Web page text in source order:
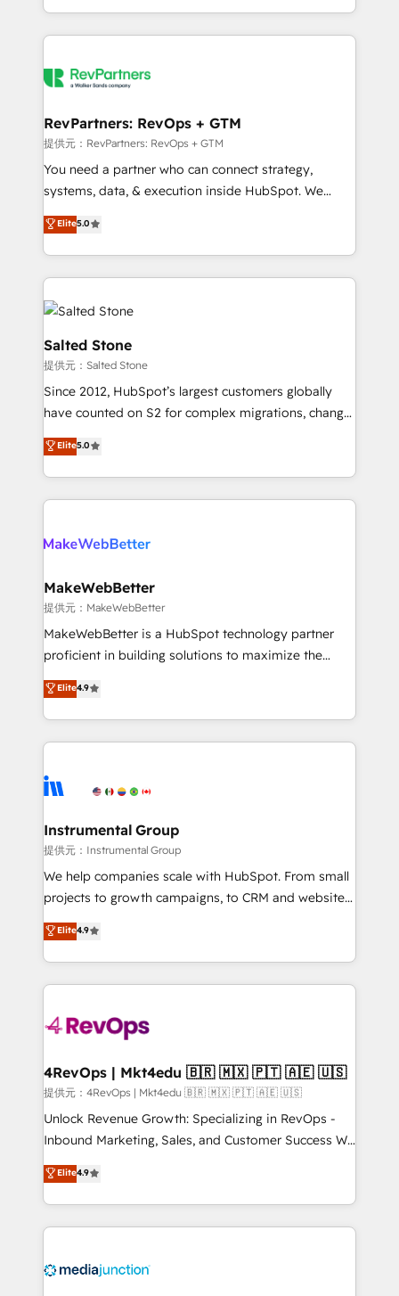
and 370+ specialists across EMEA, APAC and NAM,
we de-risk complex CRM programmes and
multi-region migrations to AI-powered automation,
scale. 🏆 HubSpot’s CEO called us “the partner of the
future.” Others agree it is proof of trust built through
measurable impact.
RevPartners: RevOps + GTM
提供元：RevPartners: RevOps + GTM
You need a partner who can connect strategy,
systems, data, & execution inside HubSpot. We
bridge the gap where most agencies fall short by
combining GTM strategy with technical execution to
solve the right problem with the right solution. As the
only firm in the world to hold Elite Partner
Accreditations with both HubSpot and Clay, our
clients gain a unique advantage in CRM architecture,
pipeline generation, data intelligence, and go-to-
market execution. Why B2B Businesses Choose RP: -
Secure: Soc2 compliant 🛡️ - Pricing: Implementations
starting at $1,5k 💵 - Speed: Launch in 14 days ⚡ -
Scale: Fastest tiering Elite HubSpot Partner 🪴 -
technical agency for a growth problem. Hire a
Elite5.0
Salted Stone
提供元：Salted Stone
Since 2012, HubSpot’s largest customers globally
have counted on S2 for complex migrations, change
management, systems integration, and creative
solutions that deliver measurable impact and
transform brand experiences As one of the few full-
service creative agencies in the HubSpot
winning design to build scalable, globally
marketing campaigns, & RevOps frameworks that
fuel long-term success We connect the entire
customer lifecycle through seamless integrations,
ensure long-term adoption with change-
and service to drive sustainable growth With 6 key
HubSpot accreditations and experience across
teams has worked with clients just like you Let’s
explore whether S2 is the partner you’ve been
Elite5.0
MakeWebBetter
提供元：MakeWebBetter
MakeWebBetter is a HubSpot technology partner
proficient in building solutions to maximize the
operational efficiency of HubSpot. The fastest-
growing tech-enabler & facilitator, MakeWebBetter,
hands you the blend of HubSpot expertise &
eminent solutions & integrations. Trust us to
Elite Partners with 10+ years of HubSpot experience
Premier Partner 2023 🌟5 HubSpot Accreditations 🌟
Won HubSpot Theme Challenge 2021 🌟INBOUND’19
HubSpot Rising Star Why us? Harnessing the full
potential of the powerful HubSpot CRM. ✔️A team of
HubSpot experience ✔️Flexible pricing models —
Hourly-fee (assigned one Dedicated HubSpot
requirement). ✔️Helped over 25,000+ customers so
far with our HubSpot solutions. ✔️Bespoke apps &
on-demand bundle services. Connect with us today!
Elite4.9
Instrumental Group
提供元：Instrumental Group
We help companies scale with HubSpot. From small
projects to growth campaigns, to CRM and websites.
Hire an agency that's experienced in every inch of
HubSpot and willing to work hand-in-hand with your
team to simplify the complex and build a better
experience for your team and customers.
Elite4.9
4RevOps | Mkt4edu 🇧🇷 🇲🇽 🇵🇹 🇦🇪 🇺🇸
提供元：4RevOps | Mkt4edu 🇧🇷 🇲🇽 🇵🇹 🇦🇪 🇺🇸
Unlock Revenue Growth: Specializing in RevOps -
Inbound Marketing, Sales, and Customer Success We
specialize in driving revenue growth for companies
across industries through tailored marketing, sales,
and customer success strategies, utilizing RevOps
methodologies. As Latin America's largest HubSpot
offer unparalleled insights. Operating in five
Elite4.9